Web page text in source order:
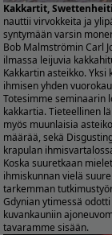
Kakkartit,
nauttii virvokkeita ja
syntymään varsin
Bob Malmströmin Carl
ilmassa leijuvia
Kakkartin asteikko.
ihmisen yhden
Totesimme seminaarin
kakkartia. Tieteellinen
myös muunlaisia
määrää, sekä
krapulan
Koska suuretkaan
ihmiskunnan vielä
tarkemman
Gdynian ytimessä
kuvankauniin
tavaramme sisään.